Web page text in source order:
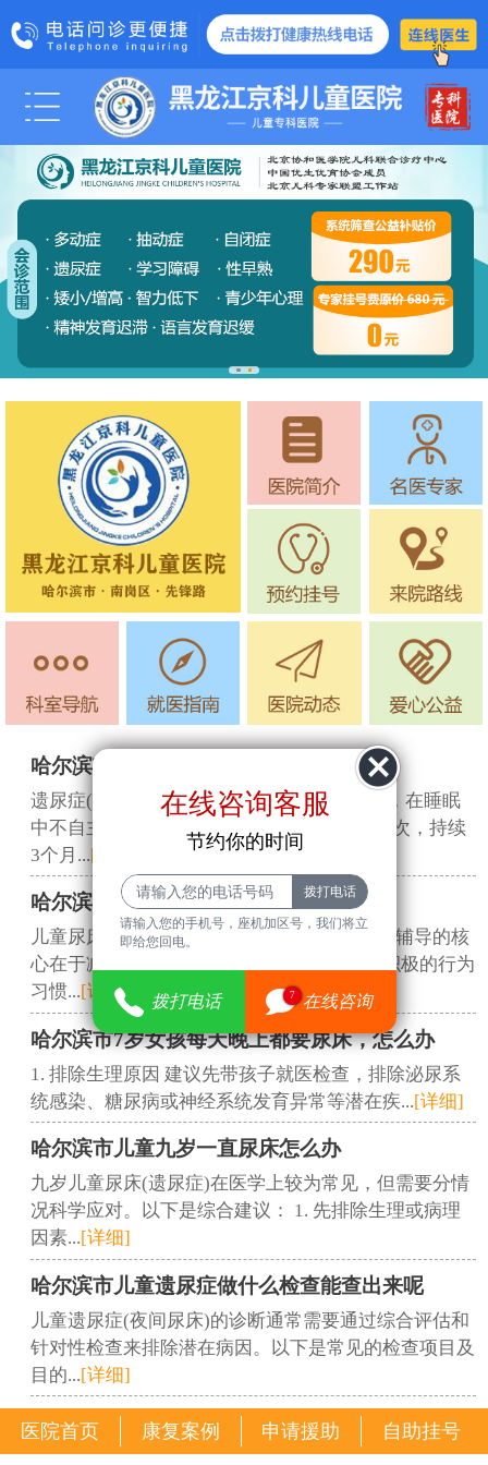
医院动态 媒体报道
学术交流 爱心公益
科室医生
管士玲
诊疗项目
脑瘫
智力低下
智力发育
进入科室
哈尔滨市遗尿症是怎么回事
遗尿症(俗称尿床)是指5岁及以上儿童或成人，在睡眠
中不自主排尿的现象，且频率达到每月至少2次，持续
3个月...[详细]
哈尔滨市儿童尿床的心理辅导技巧
儿童尿床(遗尿症)是常见的发育性问题，心理辅导的核
心在于减轻孩子的羞耻感和焦虑，同时建立积极的行为
习惯...[详细]
哈尔滨市7岁女孩每天晚上都要尿床，怎么办
1. 排除生理原因 建议先带孩子就医检查，排除泌尿系
统感染、糖尿病或神经系统发育异常等潜在疾...[详细]
哈尔滨市儿童九岁一直尿床怎么办
九岁儿童尿床(遗尿症)在医学上较为常见，但需要分情
况科学应对。以下是综合建议： 1. 先排除生理或病理
因素...[详细]
哈尔滨市儿童遗尿症做什么检查能查出来呢
儿童遗尿症(夜间尿床)的诊断通常需要通过综合评估和
针对性检查来排除潜在病因。以下是常见的检查项目及
目的...[详细]
医院首页 康复案例 申请援助 自助挂号
在线咨询客服
节约你的时间
请输入您的手机号，座机加区号，我们将立
即给您回电。
拨打电话 7 在线咨询